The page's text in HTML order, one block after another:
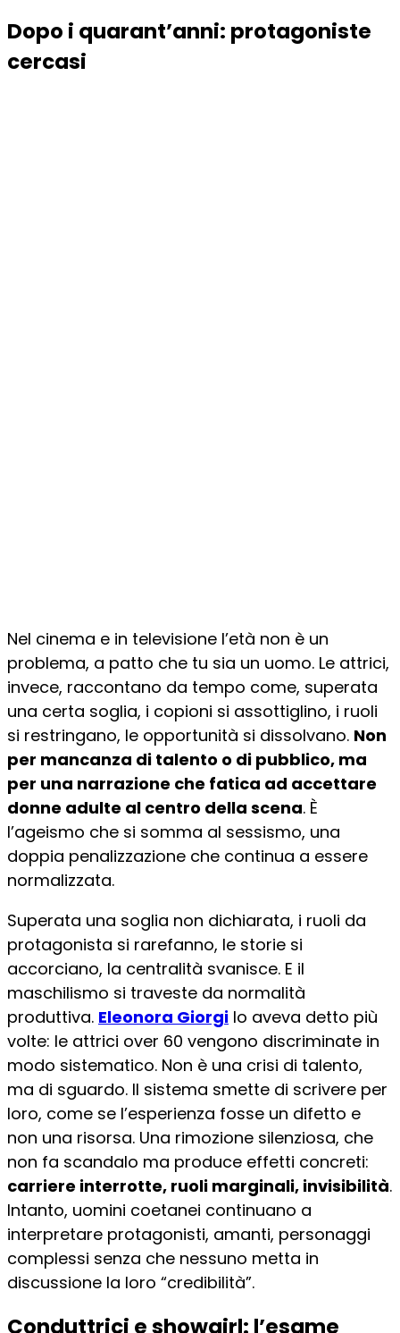
Dopo i quarant’anni: protagoniste
cercasi
Nel cinema e in televisione l’età non è un
problema, a patto che tu sia un uomo. Le attrici,
invece, raccontano da tempo come, superata
una certa soglia, i copioni si assottiglino, i ruoli
si restringano, le opportunità si dissolvano. Non
per mancanza di talento o di pubblico, ma
per una narrazione che fatica ad accettare
donne adulte al centro della scena. È
l’ageismo che si somma al sessismo, una
doppia penalizzazione che continua a essere
normalizzata.
Superata una soglia non dichiarata, i ruoli da
protagonista si rarefanno, le storie si
accorciano, la centralità svanisce. E il
maschilismo si traveste da normalità
produttiva. Eleonora Giorgi lo aveva detto più
volte: le attrici over 60 vengono discriminate in
modo sistematico. Non è una crisi di talento,
ma di sguardo. Il sistema smette di scrivere per
loro, come se l’esperienza fosse un difetto e
non una risorsa. Una rimozione silenziosa, che
non fa scandalo ma produce effetti concreti:
carriere interrotte, ruoli marginali, invisibilità.
Intanto, uomini coetanei continuano a
interpretare protagonisti, amanti, personaggi
complessi senza che nessuno metta in
discussione la loro “credibilità”.
Conduttrici e showgirl: l’esame